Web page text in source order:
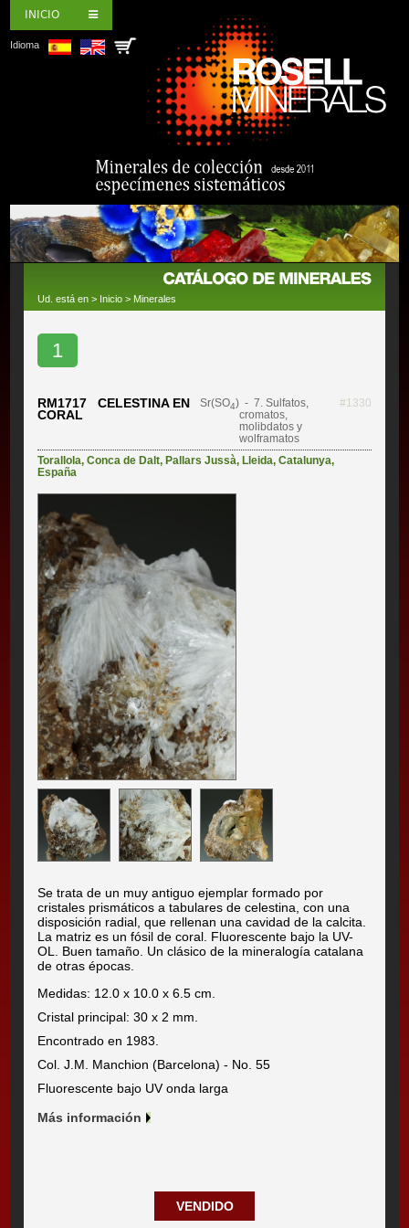
INICIO
Idioma
Ud. está en > Inicio > Minerales
1
RM1717 CELESTINA EN
CORAL
Sr(SO4) - 7. Sulfatos,
cromatos,
molibdatos y
wolframatos
#1330
Torallola,Conca de Dalt, Pallars Jussà, Lleida,Catalunya,
España
Se trata de un muy antiguo ejemplar formado por
cristales prismáticos a tabulares de celestina, con una
disposición radial, que rellenan una cavidad de la calcita.
La matriz es un fósil de coral. Fluorescente bajo la UV-
OL. Buen tamaño. Un clásico de la mineralogía catalana
de otras épocas.
Medidas: 12.0 x 10.0 x 6.5 cm.
Cristal principal: 30 x 2 mm.
Encontrado en 1983.
Col. J.M. Manchion (Barcelona) - No. 55
Fluorescente bajo UV onda larga
Más información
VENDIDO